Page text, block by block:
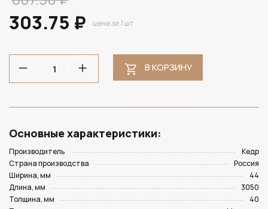
303.75 ₽ цена за 1 шт
В КОРЗИНУ
Основные характеристики:
Производитель
Кедр
Страна производства
Россия
Ширина, мм
44
Длина, мм
3050
Толщина, мм
40